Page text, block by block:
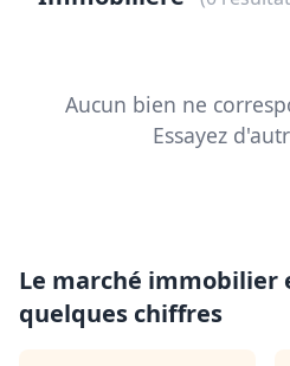
Aucun bien ne
Essayez
Le marché immobilier
quelques chiffres